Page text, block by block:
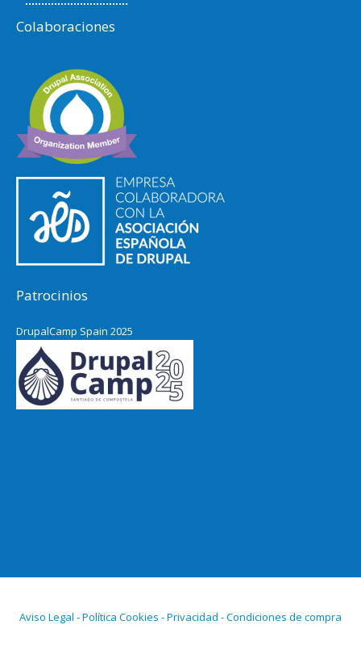
Colaboraciones
Patrocinios
DrupalCamp Spain 2025
Aviso Legal - Política Cookies - Privacidad - Condiciones de compra